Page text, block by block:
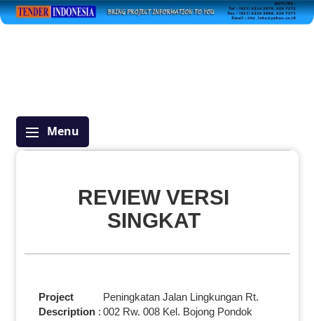
Menu
REVIEW VERSI
SINGKAT
Project
Description :
Peningkatan Jalan Lingkungan Rt.
002 Rw. 008 Kel. Bojong Pondok